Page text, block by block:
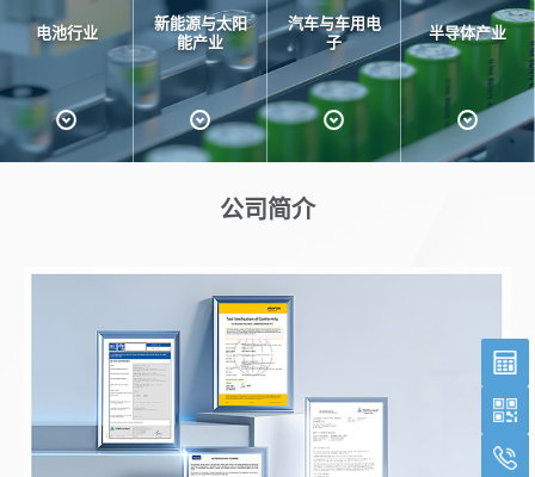
电池行业
新能源与太阳
能产业
汽车与车用电
子
半导体产业
公司简介